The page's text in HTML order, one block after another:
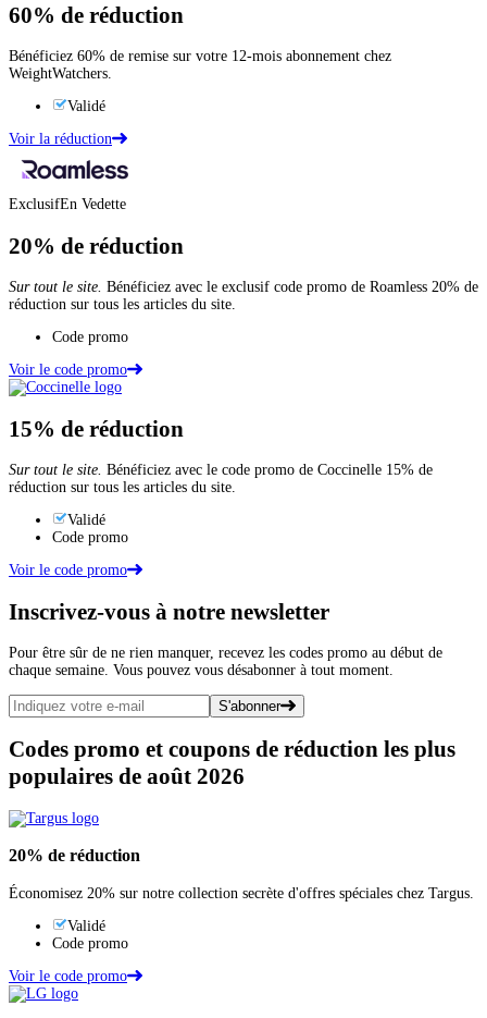
60% de réduction
Bénéficiez 60% de remise sur votre 12-mois abonnement chez
WeightWatchers.
Validé
Voir la réduction
ExclusifEn Vedette
20% de réduction
Sur tout le site. Bénéficiez avec le exclusif code promo de Roamless 20% de
réduction sur tous les articles du site.
Code promo
Voir le code promo
15% de réduction
Sur tout le site. Bénéficiez avec le code promo de Coccinelle 15% de
réduction sur tous les articles du site.
Validé
Code promo
Voir le code promo
Inscrivez-vous à notre newsletter
Pour être sûr de ne rien manquer, recevez les codes promo au début de
chaque semaine. Vous pouvez vous désabonner à tout moment.
S'abonner
Codes promo et coupons de réduction les plus
populaires de août 2026
20% de réduction
Économisez 20% sur notre collection secrète d'offres spéciales chez Targus.
Validé
Code promo
Voir le code promo